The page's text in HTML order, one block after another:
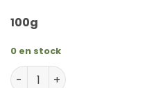
100g
0 en stock
quantité de TRAITEMENT